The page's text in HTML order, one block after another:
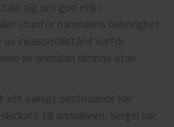
sig om god etik i
utanför nämndens behörighet
inkassotillstånd varför
av anmälan lämnas utan
ett sakligt bestridande har
till anmälaren. Sergel har